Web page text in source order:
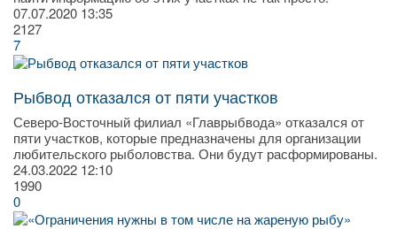
07.07.2020 13:35
2127
7
Рыбвод отказался от пяти участков
Северо-Восточный филиал «Главрыбвода» отказался от
пяти участков, которые предназначены для организации
любительского рыболовства. Они будут расформированы.
24.03.2022 12:10
1990
0